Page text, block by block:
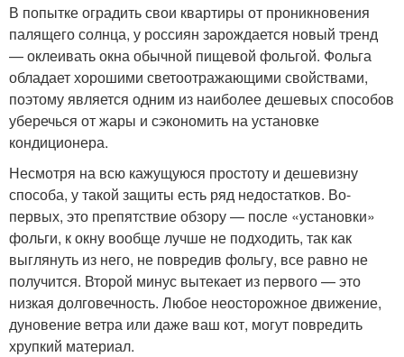
В попытке оградить свои квартиры от проникновения
палящего солнца, у россиян зарождается новый тренд
— оклеивать окна обычной пищевой фольгой. Фольга
обладает хорошими светоотражающими свойствами,
поэтому является одним из наиболее дешевых способов
уберечься от жары и сэкономить на установке
кондиционера.
Несмотря на всю кажущуюся простоту и дешевизну
способа, у такой защиты есть ряд недостатков. Во-
первых, это препятствие обзору — после «установки»
фольги, к окну вообще лучше не подходить, так как
выглянуть из него, не повредив фольгу, все равно не
получится. Второй минус вытекает из первого — это
низкая долговечность. Любое неосторожное движение,
дуновение ветра или даже ваш кот, могут повредить
хрупкий материал.